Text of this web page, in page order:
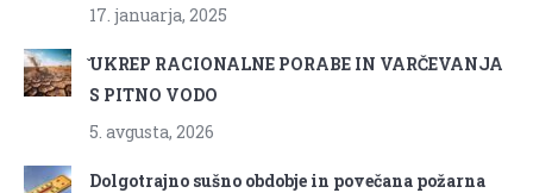
17. januarja, 2025
̌UKREP RACIONALNE PORABE IN VARČEVANJA
S PITNO VODO
5. avgusta, 2026
Dolgotrajno sušno obdobje in povečana požarna